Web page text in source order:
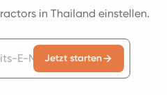
in Thailand einstellen.
Jetzt starten